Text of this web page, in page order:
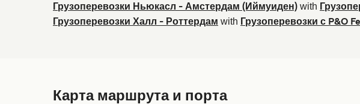
Грузоперевозки Ньюкасл - Амстердам (Иймуиден) with
Грузоперевозки Халл - Роттердам with Грузоперевозки с P&O
Карта маршрута и порта